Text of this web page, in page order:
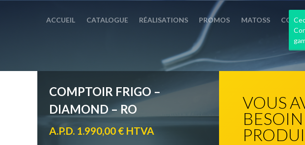
ACCUEIL CATALOGUE RÉALISATIONS PROMOS MATOSS
COMPTOIR FRIGO –
DIAMOND – RO
A.P.D. 1.990,00 € HTVA
VOUS